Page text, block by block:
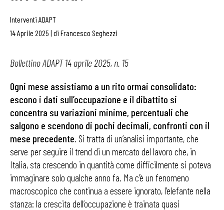
Interventi ADAPT
14 Aprile 2025 | di Francesco Seghezzi
Bollettino ADAPT 14 aprile 2025, n. 15
Ogni mese assistiamo a un rito ormai consolidato:
escono i dati sull’occupazione e il dibattito si
concentra su variazioni minime, percentuali che
salgono e scendono di pochi decimali, confronti con il
mese precedente. Si tratta di un’analisi importante, che
serve per seguire il trend di un mercato del lavoro che, in
Italia, sta crescendo in quantità come difficilmente si poteva
immaginare solo qualche anno fa. Ma c’è un fenomeno
macroscopico che continua a essere ignorato, l’elefante nella
stanza: la crescita dell’occupazione è trainata quasi